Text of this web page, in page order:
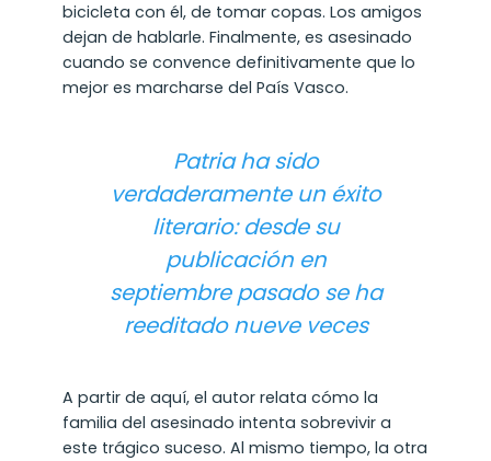
bicicleta con él, de tomar copas. Los amigos
dejan de hablarle. Finalmente, es asesinado
cuando se convence definitivamente que lo
mejor es marcharse del País Vasco.
Patriaha sido
verdaderamente un éxito
literario: desde su
publicación en
septiembre pasado se ha
reeditado nueve veces
A partir de aquí, el autor relata cómo la
familia del asesinado intenta sobrevivir a
este trágico suceso. Al mismo tiempo, la otra